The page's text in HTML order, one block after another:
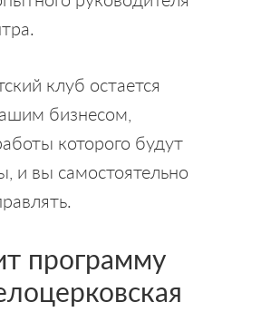
клуб остается
бизнесом,
которого будут
и вы самостоятельно
программу